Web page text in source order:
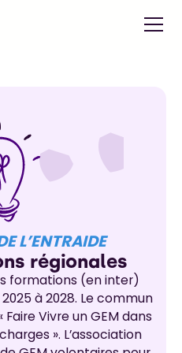
L’ENTRAIDE
régionales
formations (en inter)
à 2028. Le commun
Vivre un GEM dans
». L’association